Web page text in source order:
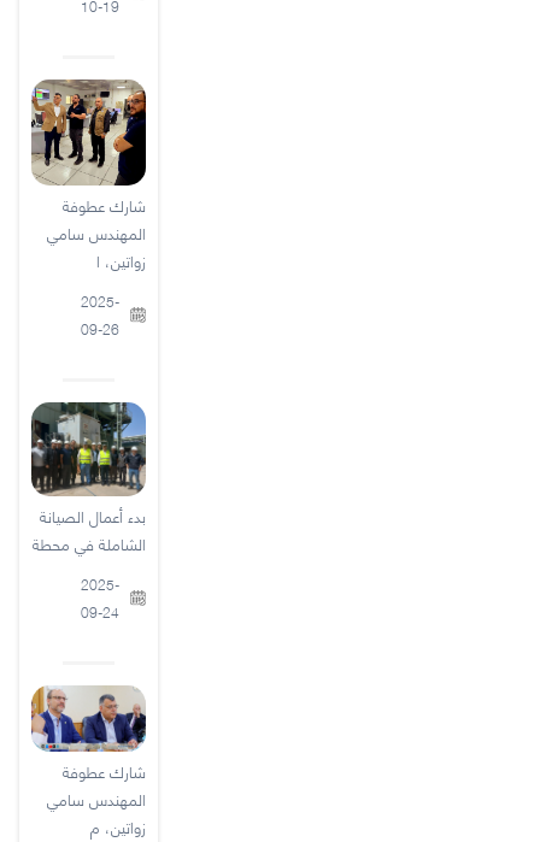
شارك عطوفة
المهندس سامي
زواتين، ا
2025-
09-26
بدء أعمال الصيانة
الشاملة في محطة
2025-
09-24
شارك عطوفة
المهندس سامي
زواتين، م